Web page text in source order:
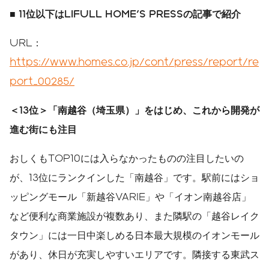
■ 11位以下はLIFULL HOME'S PRESSの記事で紹介
URL：
https://www.homes.co.jp/cont/press/report/re
port_00285/
＜13位＞「南越谷（埼玉県）」をはじめ、これから開発が
進む街にも注目
おしくもTOP10には入らなかったものの注目したいの
が、13位にランクインした「南越谷」です。駅前にはショ
ッピングモール「新越谷VARIE」や「イオン南越谷店」
など便利な商業施設が複数あり、また隣駅の「越谷レイク
タウン」には一日中楽しめる日本最大規模のイオンモール
があり、休日が充実しやすいエリアです。隣接する東武ス